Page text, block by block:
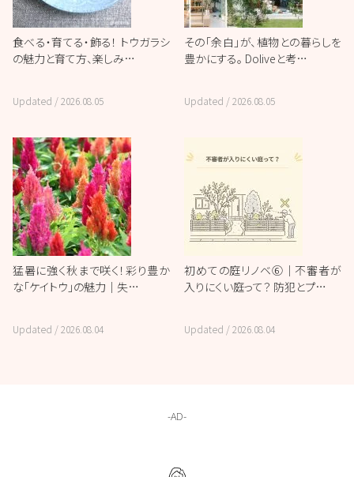
食べる・育てる・飾る！ トウガラシ
の魅力と育て方、楽しみ…
Updated /2026.08.05
その「余白」が、植物との暮らしを
豊かにする。 Doliveと考…
Updated /2026.08.05
猛暑に強く秋まで咲く！彩り豊か
な「ケイトウ」の魅力｜失…
Updated /2026.08.04
初めての庭リノベ⑥｜不審者が
入りにくい庭って？ 防犯とプ…
Updated /2026.08.04